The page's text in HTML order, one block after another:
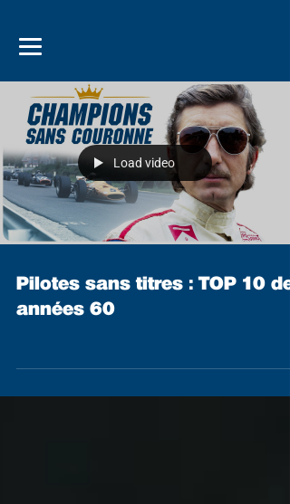
Load video
Pilotes sans titres : TOP 10
années 60